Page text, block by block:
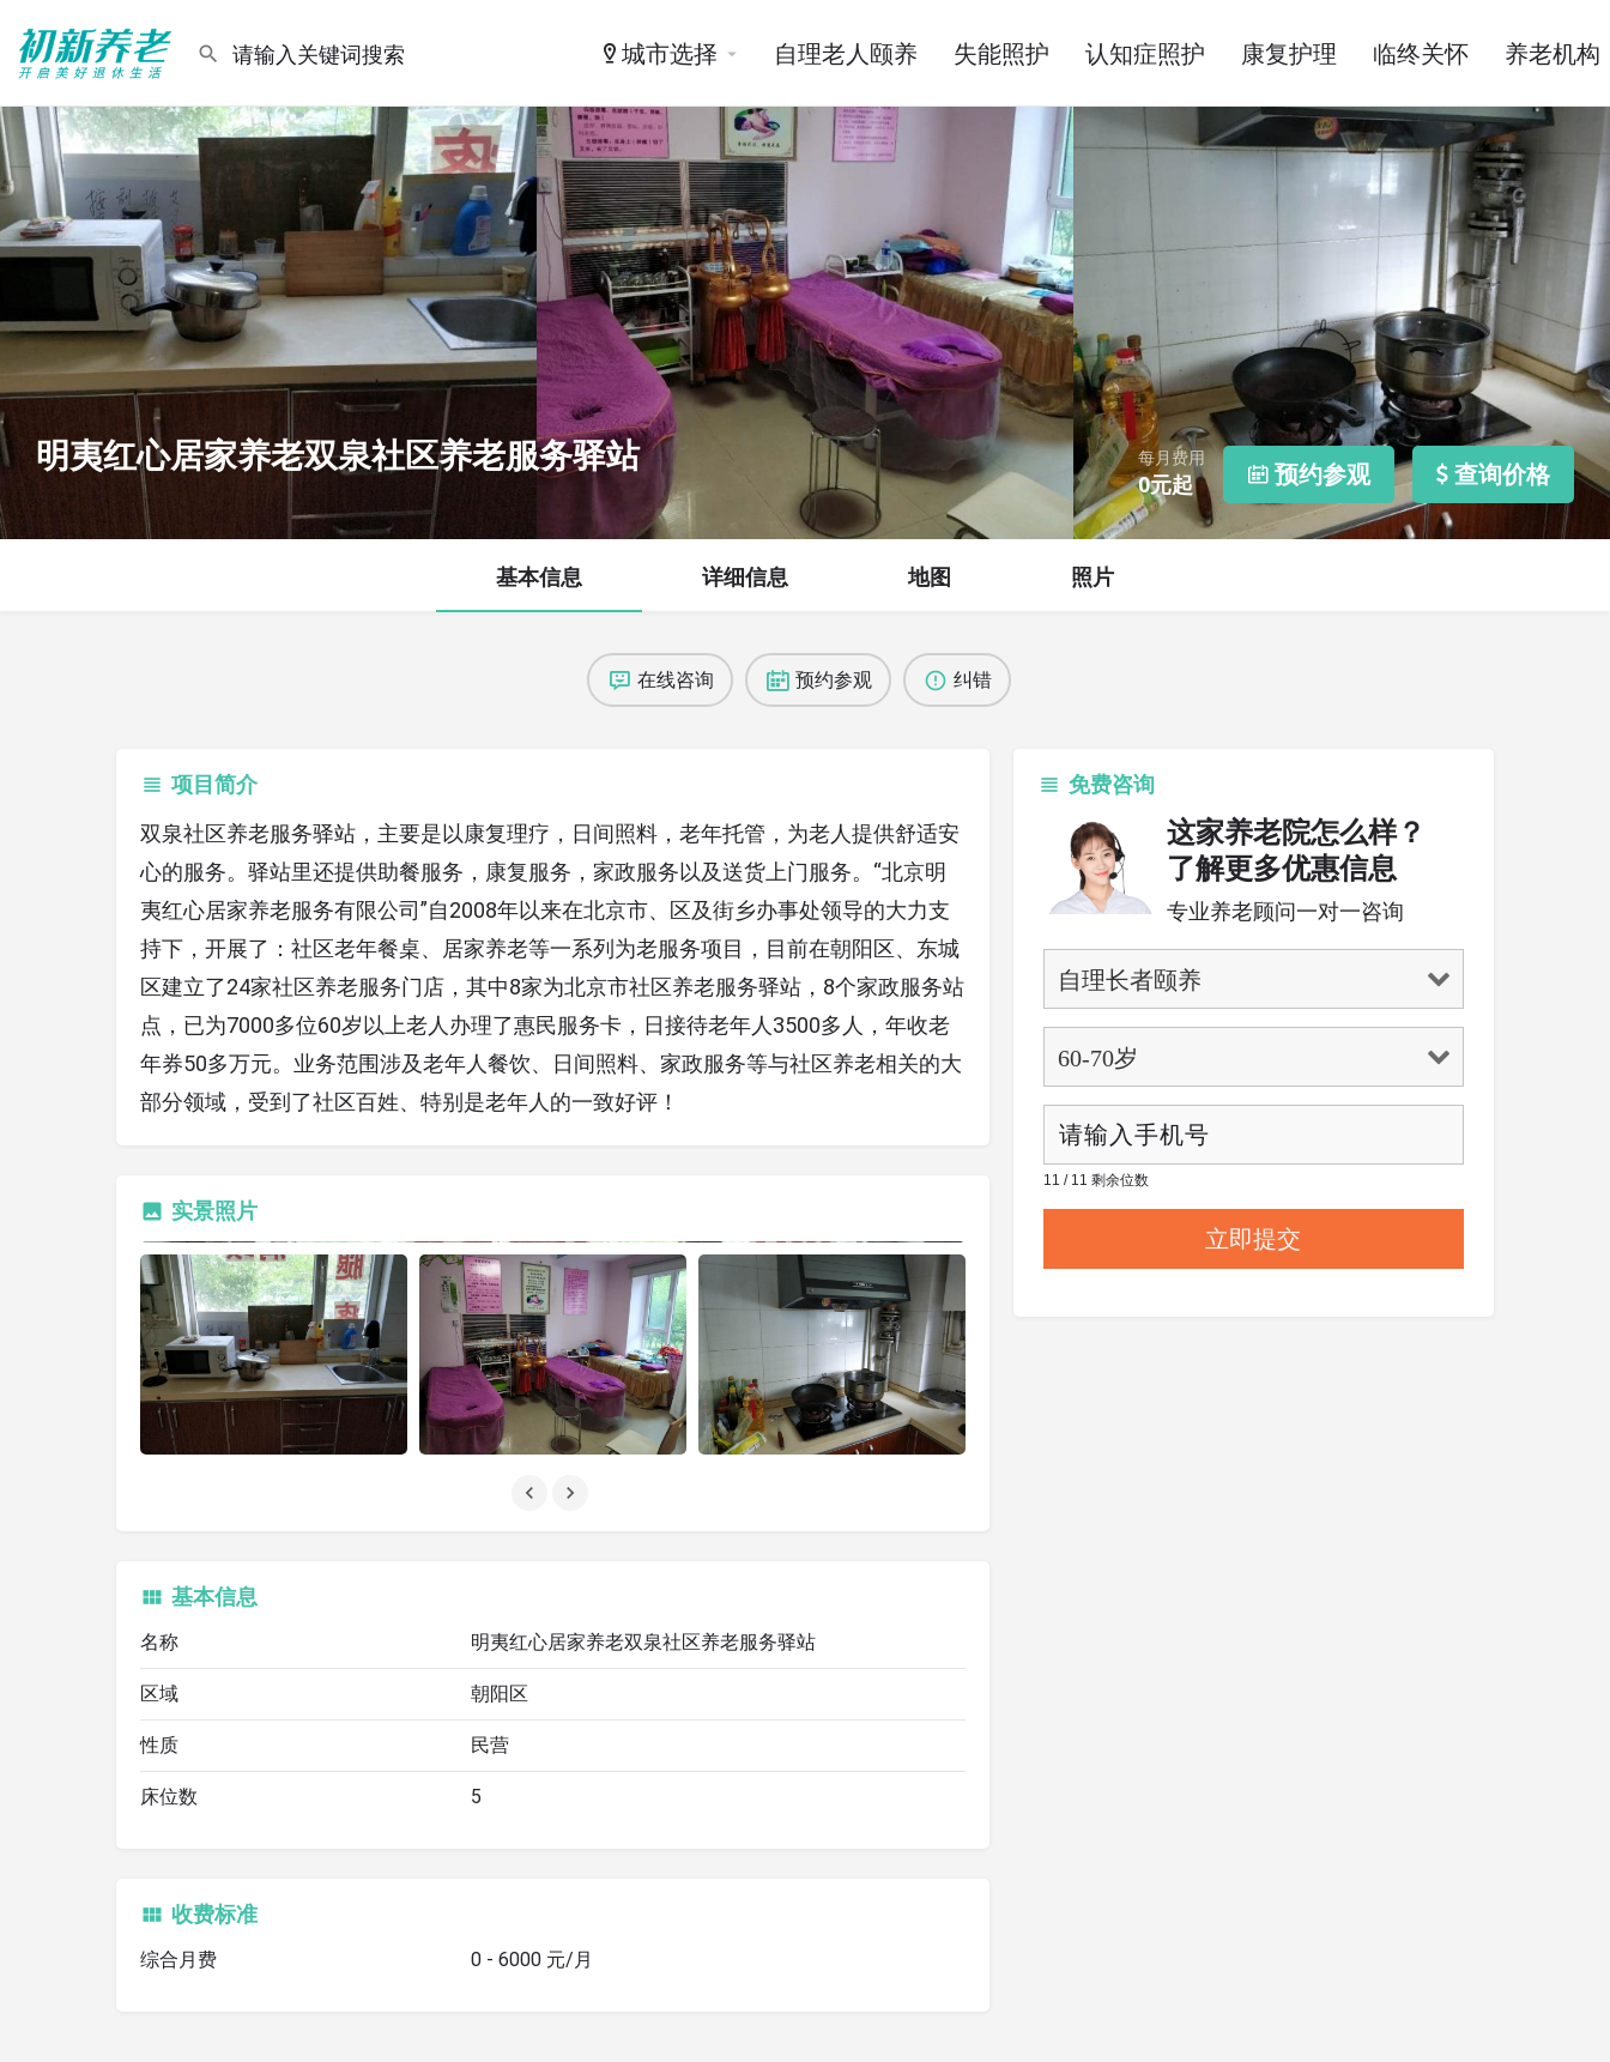
城市选择 自理老人颐养 失能照护 认知症照护 康复护理 临终关怀 养老机构
明夷红心居家养老双泉社区养老服务驿站 每月费用
0元起 预约参观 查询价格
基本信息 详细信息 地图 照片
在线咨询 预约参观 纠错
项目简介
双泉社区养老服务驿站，主要是以康复理疗，日间照料，老年托管，为老人提供舒适安
心的服务。驿站里还提供助餐服务，康复服务，家政服务以及送货上门服务。“北京明
夷红心居家养老服务有限公司”自2008年以来在北京市、区及街乡办事处领导的大力支
持下，开展了：社区老年餐桌、居家养老等一系列为老服务项目，目前在朝阳区、东城
区建立了24家社区养老服务门店，其中8家为北京市社区养老服务驿站，8个家政服务站
点，已为7000多位60岁以上老人办理了惠民服务卡，日接待老年人3500多人，年收老
年券50多万元。业务范围涉及老年人餐饮、日间照料、家政服务等与社区养老相关的大
部分领域，受到了社区百姓、特别是老年人的一致好评！
实景照片
基本信息
名称 明夷红心居家养老双泉社区养老服务驿站
区域 朝阳区
性质 民营
床位数 5
收费标准
综合月费 0 - 6000 元/月
免费咨询
这家养老院怎么样？
了解更多优惠信息
专业养老顾问一对一咨询
11 / 11 剩余位数